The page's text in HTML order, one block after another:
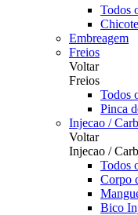
Todos
Embreagem
Freios
Voltar
Freios
Todos
Pinca
Injecao /
Voltar
Injecao /
Todos
Corpo
Bico